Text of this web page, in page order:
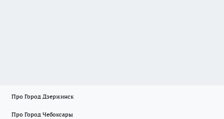
Про Город Дзержинск
Про Город Чебоксары